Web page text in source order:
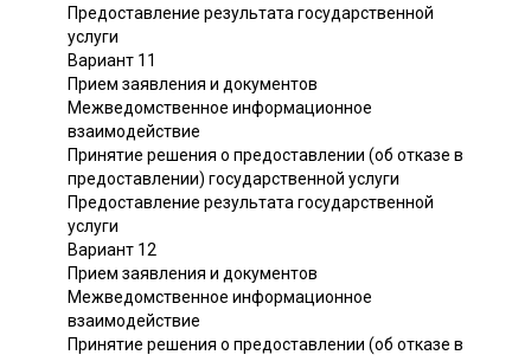
Предоставление результата государственной
услуги
Вариант 11
Прием заявления и документов
Межведомственное информационное
взаимодействие
Принятие решения о предоставлении (об отказе в
предоставлении) государственной услуги
Предоставление результата государственной
услуги
Вариант 12
Прием заявления и документов
Межведомственное информационное
взаимодействие
Принятие решения о предоставлении (об отказе в